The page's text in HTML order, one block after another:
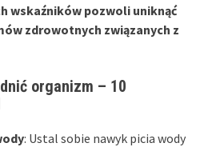
wskaźników pozwoli uniknąć
zdrowotnych związanych z
organizm – 10
: Ustal sobie nawyk picia wody